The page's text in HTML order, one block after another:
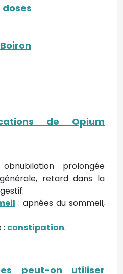
de Opium
prolongée
retard dans la
: apnées du sommeil,
: constipation.
peut-on utiliser